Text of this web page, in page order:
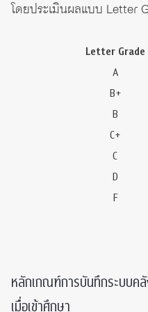
โดยประเมินผลแบบ Letter
Letter Grade
A
B+
B
C+
C
D
F
หลักเกณฑ์การบันทึกระบบค
เมื่อเข้าศึกษา